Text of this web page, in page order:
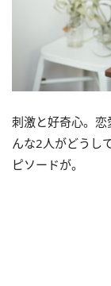
刺激と好奇心。
んな2人がどうし
ピソードが。